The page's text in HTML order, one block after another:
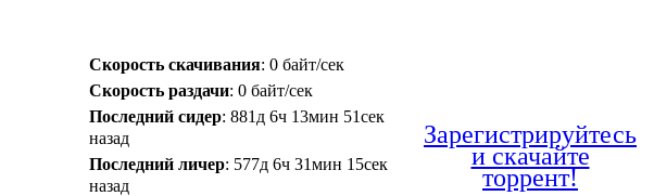
Скорость скачивания: 0 байт/сек
Скорость раздачи: 0 байт/сек
Последний сидер: 881д 6ч 13мин 51сек
назад
Последний личер: 577д 6ч 31мин 15сек
назад
Зарегистрируйтесь
и скачайте
торрент!